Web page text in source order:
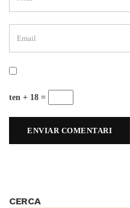
ten + 18 =
CERCA